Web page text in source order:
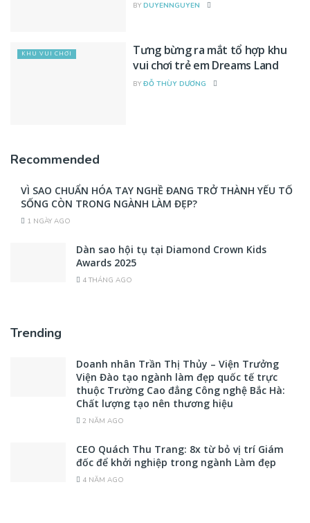
BY DUYENNGUYEN
KHU VUI CHƠI
Tưng bừng ra mắt tổ hợp khu
vui chơi trẻ em Dreams Land
BY ĐỖ THÙY DƯƠNG
Recommended
VÌ SAO CHUẨN HÓA TAY NGHỀ ĐANG TRỞ THÀNH YẾU TỐ
SỐNG CÒN TRONG NGÀNH LÀM ĐẸP?
1 NGÀY AGO
Dàn sao hội tụ tại Diamond Crown Kids
Awards 2025
4 THÁNG AGO
Trending
Doanh nhân Trần Thị Thủy – Viện Trưởng
Viện Đào tạo ngành làm đẹp quốc tế trực
thuộc Trường Cao đẳng Công nghệ Bắc Hà:
Chất lượng tạo nên thương hiệu
2 NĂM AGO
CEO Quách Thu Trang: 8x từ bỏ vị trí Giám
đốc để khởi nghiệp trong ngành Làm đẹp
4 NĂM AGO